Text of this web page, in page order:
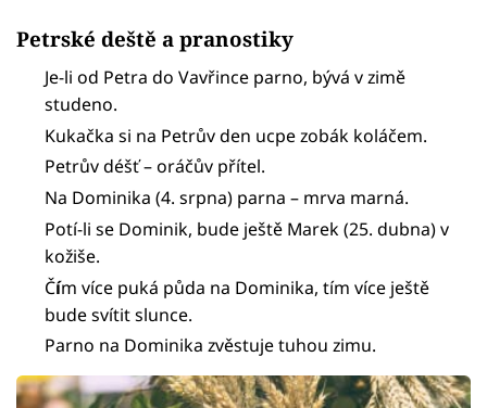
Petrské deště a pranostiky
Je-li od Petra do Vavřince parno, bývá v zimě
studeno.
Kukačka si na Petrův den ucpe zobák koláčem.
Petrův déšť – oráčův přítel.
Na Dominika (4. srpna) parna – mrva marná.
Potí-li se Dominik, bude ještě Marek (25. dubna) v
kožiše.
Čím více puká půda na Dominika, tím více ještě
bude svítit slunce.
Parno na Dominika zvěstuje tuhou zimu.